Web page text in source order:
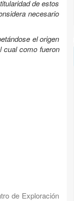
de estos
necesario
el origen
cual como fueron
de Exploración